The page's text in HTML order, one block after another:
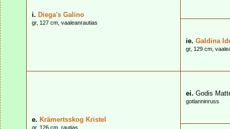
i. Diega's Galino
gr, 127 cm, vaaleanrautias
ie. Galdina
gr, 129 cm,
e. Krämertsskog Kristel
gr, 126 cm, rautias
ei. Godis
gotlanninruss